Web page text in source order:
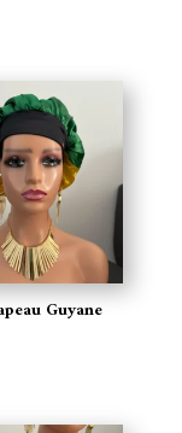
Guyane